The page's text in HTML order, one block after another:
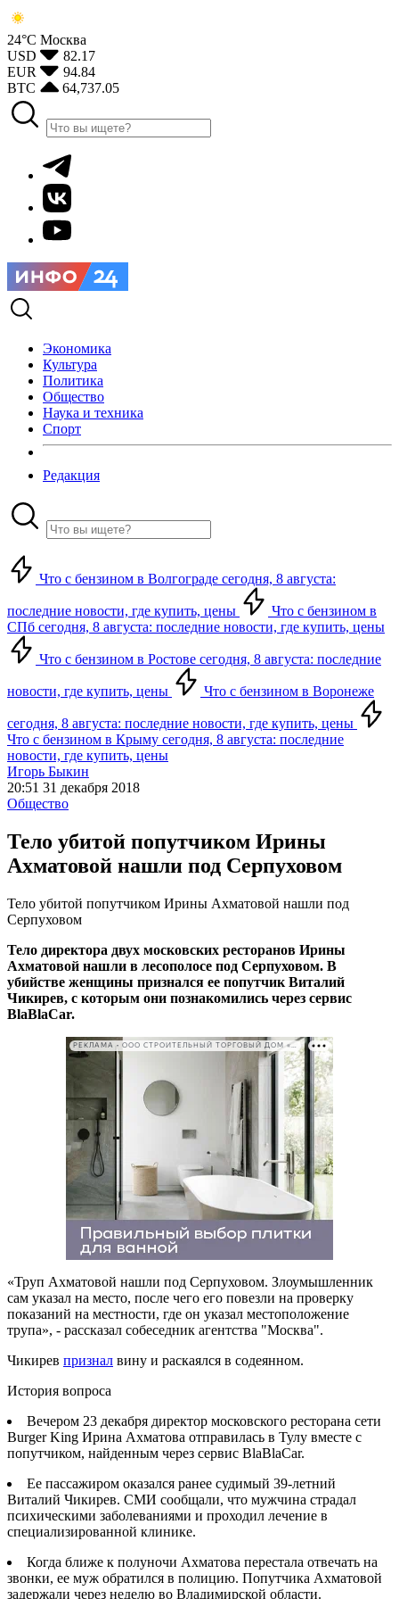
24°С Москва
USD
82.17
EUR
94.84
BTC
64,737.05
Экономика
Культура
Политика
Общество
Наука и техника
Спорт
Редакция
Что с бензином в Волгограде сегодня, 8 августа:
последние новости, где купить, цены
Что с бензином в
СПб сегодня, 8 августа: последние новости, где купить, цены
Что с бензином в Ростове сегодня, 8 августа: последние
новости, где купить, цены Что с бензином в Воронеже
сегодня, 8 августа: последние новости, где купить, цены
Что с бензином в Крыму сегодня, 8 августа: последние
новости, где купить, цены
Игорь Быкин
20:51 31 декабря 2018
Общество
Тело убитой попутчиком Ирины
Ахматовой нашли под Серпуховом
Тело убитой попутчиком Ирины Ахматовой нашли под
Серпуховом
Тело директора двух московских ресторанов Ирины
Ахматовой нашли в лесополосе под Серпуховом. В
убийстве женщины признался ее попутчик Виталий
Чикирев, с которым они познакомились через сервис
BlaBlaCar.
РЕКЛАМА • ООО СТРОИТЕЛЬНЫЙ ТОРГОВЫЙ ДОМ «ПЕТРОВИЧ». ИНН: 7802348846
«Труп Ахматовой нашли под Серпуховом. Злоумышленник
сам указал на место, после чего его повезли на проверку
показаний на местности, где он указал местоположение
трупа», - рассказал собеседник агентства "Москва".
Чикирев признал вину и раскаялся в содеянном.
История вопроса
Вечером 23 декабря директор московского ресторана сети
Burger King Ирина Ахматова отправилась в Тулу вместе с
попутчиком, найденным через сервис BlaBlaCar.
Ее пассажиром оказался ранее судимый 39-летний
Виталий Чикирев. СМИ сообщали, что мужчина страдал
психическими заболеваниями и проходил лечение в
специализированной клинике.
Когда ближе к полуночи Ахматова перестала отвечать на
звонки, ее муж обратился в полицию. Попутчика Ахматовой
задержали через неделю во Владимирской области.